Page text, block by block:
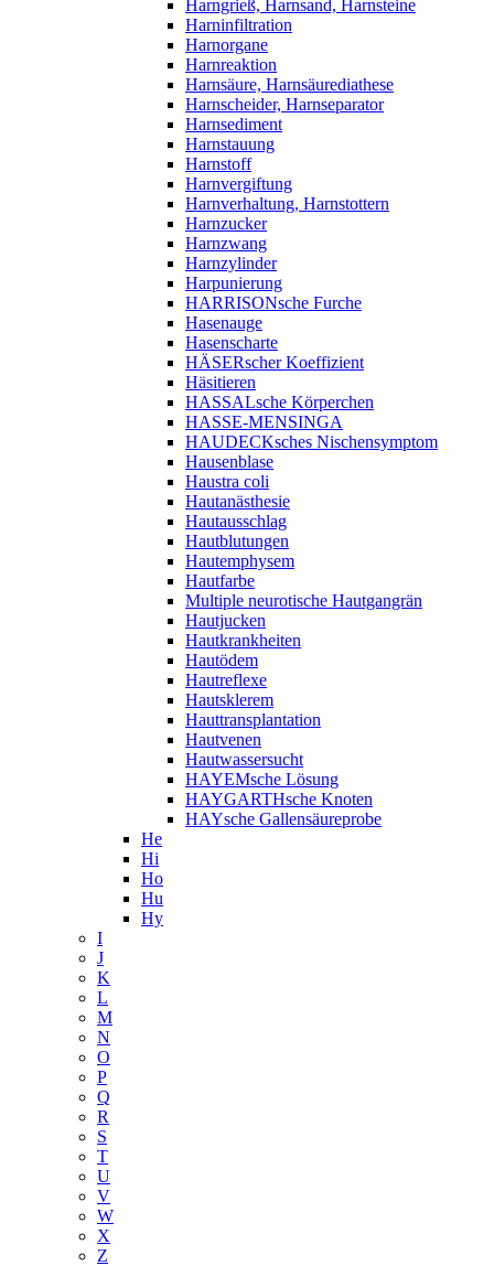
Harngrieß, Harnsand, Harnsteine
Harninfiltration
Harnorgane
Harnreaktion
Harnsäure, Harnsäurediathese
Harnscheider, Harnseparator
Harnsediment
Harnstauung
Harnstoff
Harnvergiftung
Harnverhaltung, Harnstottern
Harnzucker
Harnzwang
Harnzylinder
Harpunierung
HARRISONsche Furche
Hasenauge
Hasenscharte
HÄSERscher Koeffizient
Häsitieren
HASSALsche Körperchen
HASSE-MENSINGA
HAUDECKsches Nischensymptom
Hausenblase
Haustra coli
Hautanästhesie
Hautausschlag
Hautblutungen
Hautemphysem
Hautfarbe
Multiple neurotische Hautgangrän
Hautjucken
Hautkrankheiten
Hautödem
Hautreflexe
Hautsklerem
Hauttransplantation
Hautvenen
Hautwassersucht
HAYEMsche Lösung
HAYGARTHsche Knoten
HAYsche Gallensäureprobe
He
Hi
Ho
Hu
Hy
I
J
K
L
M
N
O
P
Q
R
S
T
U
V
W
X
Z